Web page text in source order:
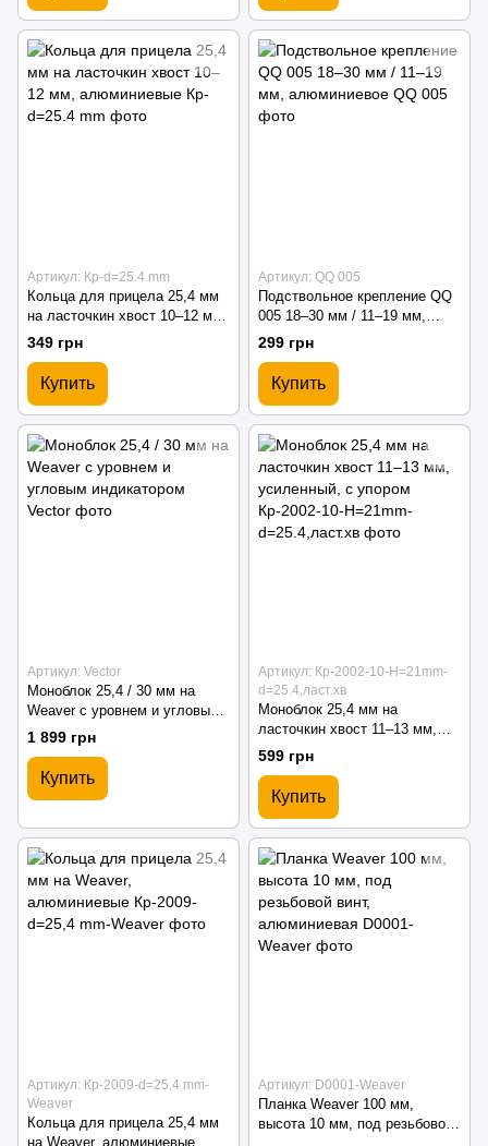
Артикул: Кр-d=25.4 mm
Кольца для прицела 25,4 мм
на ласточкин хвост 10–12 мм,
алюминиевые
349 грн
Купить
Артикул: QQ 005
Подствольное крепление QQ
005 18–30 мм / 11–19 мм,
алюминиевое
299 грн
Купить
Артикул: Vector
Моноблок 25,4 / 30 мм на
Weaver с уровнем и угловым
индикатором
1 899 грн
Купить
Артикул: Кр-2002-10-H=21mm-
d=25.4,ласт.хв
Моноблок 25,4 мм на
ласточкин хвост 11–13 мм,
усиленный, с упором
599 грн
Купить
Артикул: Кр-2009-d=25,4 mm-
Weaver
Кольца для прицела 25,4 мм
на Weaver, алюминиевые
Артикул: D0001-Weaver
Планка Weaver 100 мм,
высота 10 мм, под резьбовой